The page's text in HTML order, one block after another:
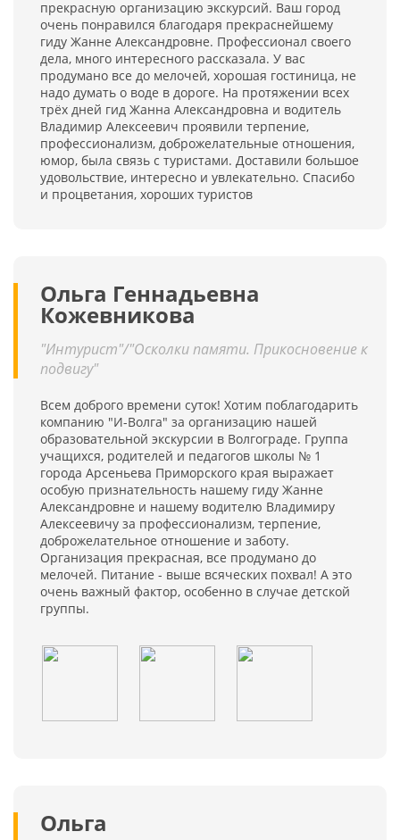
прекрасную организацию экскурсий. Ваш город
очень понравился благодаря прекраснейшему
гиду Жанне Александровне. Профессионал своего
дела, много интересного рассказала. У вас
продумано все до мелочей, хорошая гостиница, не
надо думать о воде в дороге. На протяжении всех
трёх дней гид Жанна Александровна и водитель
Владимир Алексеевич проявили терпение,
профессионализм, доброжелательные отношения,
юмор, была связь с туристами. Доставили большое
удовольствие, интересно и увлекательно. Спасибо
и процветания, хороших туристов
Ольга Геннадьевна
Кожевникова
"Интурист"/"Осколки памяти. Прикосновение к
подвигу"
Всем доброго времени суток! Хотим поблагодарить
компанию "И-Волга" за организацию нашей
образовательной экскурсии в Волгограде. Группа
учащихся, родителей и педагогов школы № 1
города Арсеньева Приморского края выражает
особую признательность нашему гиду Жанне
Александровне и нашему водителю Владимиру
Алексеевичу за профессионализм, терпение,
доброжелательное отношение и заботу.
Организация прекрасная, все продумано до
мелочей. Питание - выше всяческих похвал! А это
очень важный фактор, особенно в случае детской
группы.
Ольга